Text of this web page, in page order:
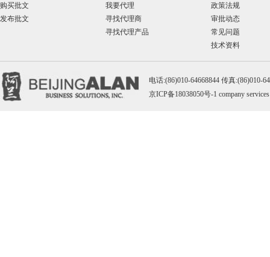
购买批文
发布批文
我要代理
寻找代理商
寻找代理产品
政策法规
审批动态
常见问题
技术资料
电话:(86)010-64668844 传真:(86)010-
京ICP备18038050号-1 company